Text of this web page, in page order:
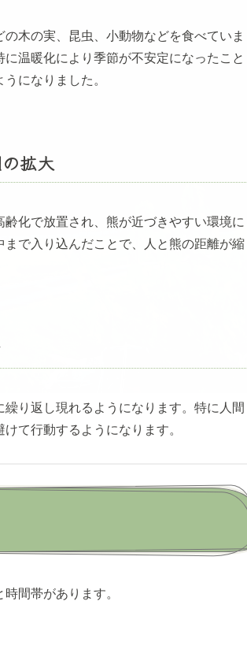
木の実、昆虫、小動物などを食べていま
温暖化により季節が不安定になったこと
になりました。
拡大
化で放置され、熊が近づきやすい環境に
で入り込んだことで、人と熊の距離が縮
り返し現れるようになります。特に人間
て行動するようになります。
間帯があります。